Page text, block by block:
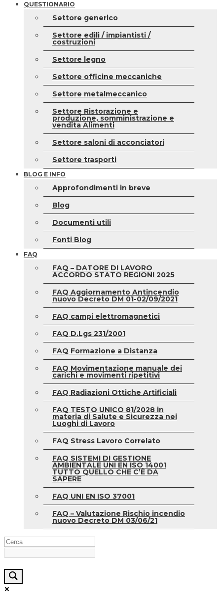
QUESTIONARIO
Settore generico
Settore edili / impiantisti /
costruzioni
Settore legno
Settore officine meccaniche
Settore metalmeccanico
Settore Ristorazione e
produzione, somministrazione e
vendita Alimenti
Settore saloni di acconciatori
Settore trasporti
BLOG E INFO
Approfondimenti in breve
Blog
Documenti utili
Fonti Blog
FAQ
FAQ – DATORE DI LAVORO
ACCORDO STATO REGIONI 2025
FAQ Aggiornamento Antincendio
nuovo Decreto DM 01-02/09/2021
FAQ campi elettromagnetici
FAQ D.Lgs 231/2001
FAQ Formazione a Distanza
FAQ Movimentazione manuale dei
carichi e movimenti ripetitivi
FAQ Radiazioni Ottiche Artificiali
FAQ TESTO UNICO 81/2028 in
materia di Salute e Sicurezza nei
Luoghi di Lavoro
FAQ Stress Lavoro Correlato
FAQ SISTEMI DI GESTIONE
AMBIENTALE UNI EN ISO 14001
TUTTO QUELLO CHE C’È DA
SAPERE
FAQ UNI EN ISO 37001
FAQ – Valutazione Rischio incendio
nuovo Decreto DM 03/06/21